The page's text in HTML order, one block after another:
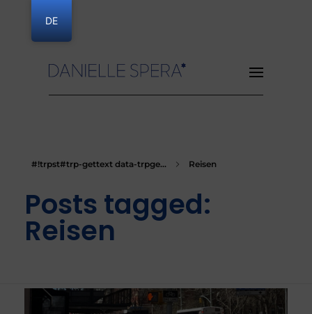
#!trpst#trp-gettext data-trpge... Reisen
Posts tagged:
Reisen
DE